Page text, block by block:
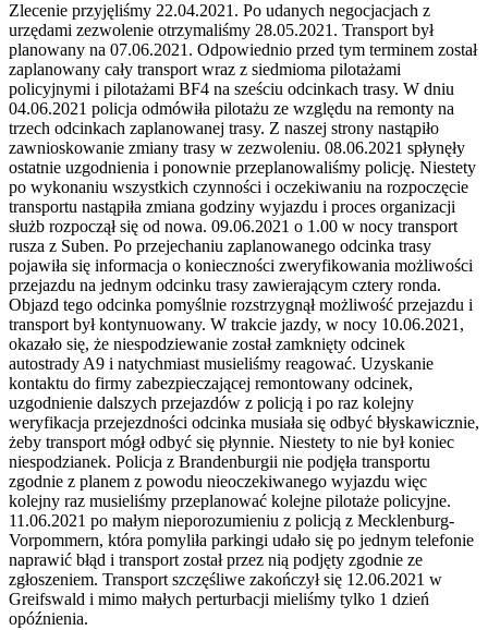
Zlecenie przyjęliśmy 22.04.2021. Po udanych negocjacjach z
urzędami zezwolenie otrzymaliśmy 28.05.2021. Transport był
planowany na 07.06.2021. Odpowiednio przed tym terminem został
zaplanowany cały transport wraz z siedmioma pilotażami
policyjnymi i pilotażami BF4 na sześciu odcinkach trasy. W dniu
04.06.2021 policja odmówiła pilotażu ze względu na remonty na
trzech odcinkach zaplanowanej trasy. Z naszej strony nastąpiło
zawnioskowanie zmiany trasy w zezwoleniu. 08.06.2021 spłynęły
ostatnie uzgodnienia i ponownie przeplanowaliśmy policję. Niestety
po wykonaniu wszystkich czynności i oczekiwaniu na rozpoczęcie
transportu nastąpiła zmiana godziny wyjazdu i proces organizacji
służb rozpoczął się od nowa. 09.06.2021 o 1.00 w nocy transport
rusza z Suben. Po przejechaniu zaplanowanego odcinka trasy
pojawiła się informacja o konieczności zweryfikowania możliwości
przejazdu na jednym odcinku trasy zawierającym cztery ronda.
Objazd tego odcinka pomyślnie rozstrzygnął możliwość przejazdu i
transport był kontynuowany. W trakcie jazdy, w nocy 10.06.2021,
okazało się, że niespodziewanie został zamknięty odcinek
autostrady A9 i natychmiast musieliśmy reagować. Uzyskanie
kontaktu do firmy zabezpieczającej remontowany odcinek,
uzgodnienie dalszych przejazdów z policją i po raz kolejny
weryfikacja przejezdności odcinka musiała się odbyć błyskawicznie,
żeby transport mógł odbyć się płynnie. Niestety to nie był koniec
niespodzianek. Policja z Brandenburgii nie podjęła transportu
zgodnie z planem z powodu nieoczekiwanego wyjazdu więc
kolejny raz musieliśmy przeplanować kolejne pilotaże policyjne.
11.06.2021 po małym nieporozumieniu z policją z Mecklenburg-
Vorpommern, która pomyliła parkingi udało się po jednym telefonie
naprawić błąd i transport został przez nią podjęty zgodnie ze
zgłoszeniem. Transport szczęśliwe zakończył się 12.06.2021 w
Greifswald i mimo małych perturbacji mieliśmy tylko 1 dzień
opóźnienia.